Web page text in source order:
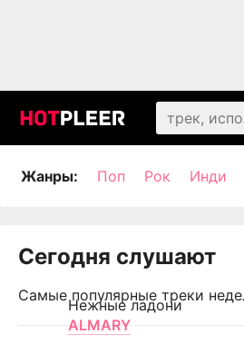
Жанры: Поп Рок Инди
Сегодня слушают
Самые популярные треки
Нежные ладони
ALMARY